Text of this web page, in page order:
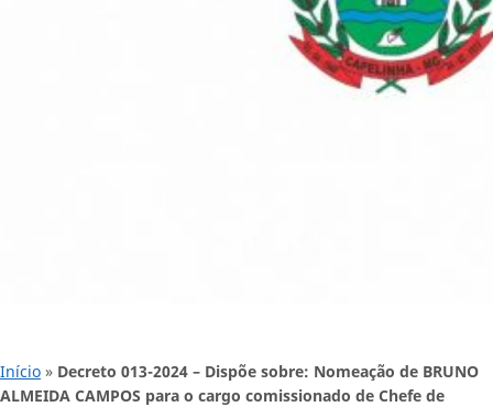
Início » Decreto 013-2024 – Dispõe sobre: Nomeação de BRUNO
ALMEIDA CAMPOS para o cargo comissionado de Chefe de